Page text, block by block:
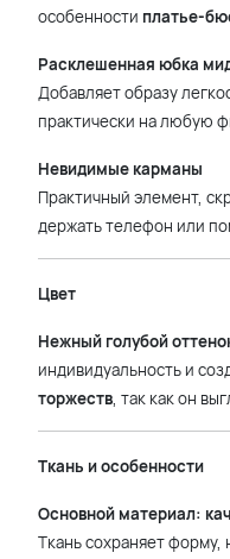
особенности платье-
Расклешенная юбка
Добавляет образу
практически на любую
Невидимые карманы
Практичный элемент,
держать телефон или
Цвет
Нежный голубой
индивидуальность и
торжеств, так как он
Ткань и особенности
Основной материал:
Ткань сохраняет форму,